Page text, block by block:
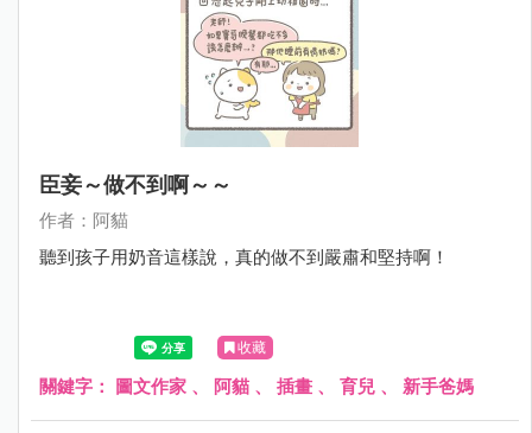
臣妾～做不到啊～～
作者：阿貓
聽到孩子用奶音這樣說，真的做不到嚴肅和堅持啊！
收藏
關鍵字： 圖文作家 、 阿貓 、 插畫 、 育兒 、 新手爸媽